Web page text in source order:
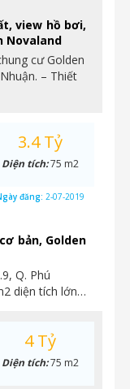
view hồ bơi,
Novaland
cư Golden
– Thiết
bản, Golden
Q. Phú
diện tích lớn…
3.4 Tỷ
Diện tích:75 m2
đăng: 2-07-2019
4 Tỷ
Diện tích:75 m2